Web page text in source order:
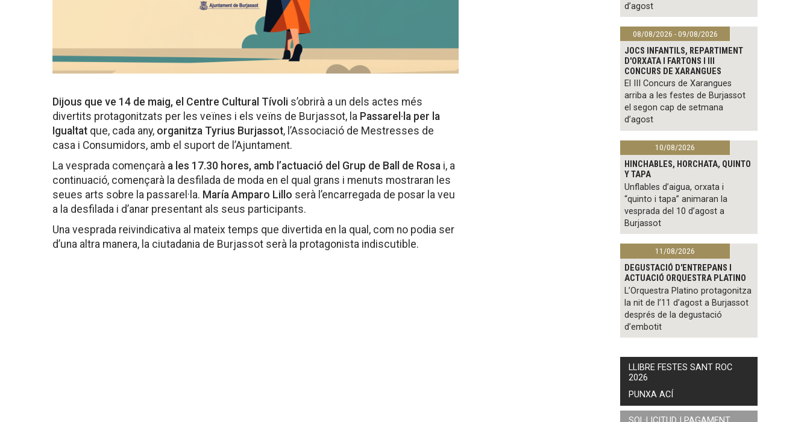
Dijous que ve 14 de maig, el Centre Cultural Tívoli s’obrirà a un dels actes més
divertits protagonitzats per les veïnes i els veïns de Burjassot, la Passarel·la per la
Igualtat que, cada any, organitza Tyrius Burjassot, l’Associació de Mestresses de
casa i Consumidors, amb el suport de l’Ajuntament.
La vesprada començarà a les 17.30 hores, amb l’actuació del Grup de Ball de Rosa i, a
continuació, començarà la desfilada de moda en el qual grans i menuts mostraran les
seues arts sobre la passarel·la. María Amparo Lillo serà l’encarregada de posar la veu
a la desfilada i d’anar presentant als seus participants.
Una vesprada reivindicativa al mateix temps que divertida en la qual, com no podia ser
d’una altra manera, la ciutadania de Burjassot serà la protagonista indiscutible.
d’agost
08/08/2026 - 09/08/2026
JOCS INFANTILS, REPARTIMENT
D'ORXATA I FARTONS I III
CONCURS DE XARANGUES
El III Concurs de Xarangues
arriba a les festes de Burjassot
el segon cap de setmana
d’agost
10/08/2026
HINCHABLES, HORCHATA, QUINTO
Y TAPA
Unflables d’aigua, orxata i
“quinto i tapa” animaran la
vesprada del 10 d’agost a
Burjassot
11/08/2026
DEGUSTACIÓ D'ENTREPANS I
ACTUACIÓ ORQUESTRA PLATINO
L’Orquestra Platino protagonitza
la nit de l’11 d’agost a Burjassot
després de la degustació
d’embotit
LLIBRE FESTES SANT ROC
2026
PUNXA ACÍ